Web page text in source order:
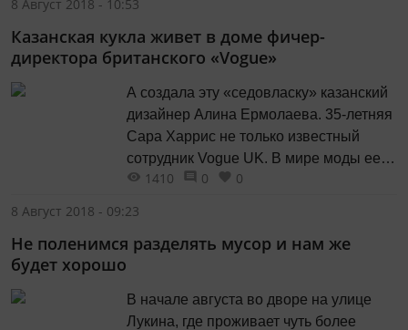
конференции ИА «Татар-информ»
рассказала директор
8 Август 2018 - 10:53
Казанская кукла живет в доме фичер-
директора британского «Vogue»
А создала эту «седовласку» казанский
дизайнер Алина Ермолаева. 35-летняя
Сара Харрис не только известный
сотрудник Vogue UK. В мире моды ее
знают и благодаря ее врожденной
Сары к Алине обратилась казанская
1410 0
0
8 Август 2018 - 09:23
Не поленимся разделять мусор и нам же
будет хорошо
В начале августа во дворе на улице
Лукина, где проживает чуть более